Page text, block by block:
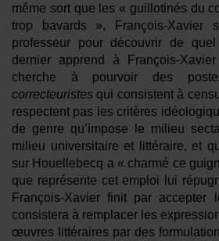
même sort que les « guillotinés du
trop bavards », François-Xavier
professeur pour découvrir de
dernier apprend à François-
cherche à pourvoir des
correcteuristes qui consistent à
respectent pas les critères
de genre qu’impose le milieu
milieu universitaire et littéraire, et
sur Houellebecq a « charmé ce
que représente cet emploi lui
François-Xavier finit par accepter
consistera à remplacer les
œuvres littéraires par des